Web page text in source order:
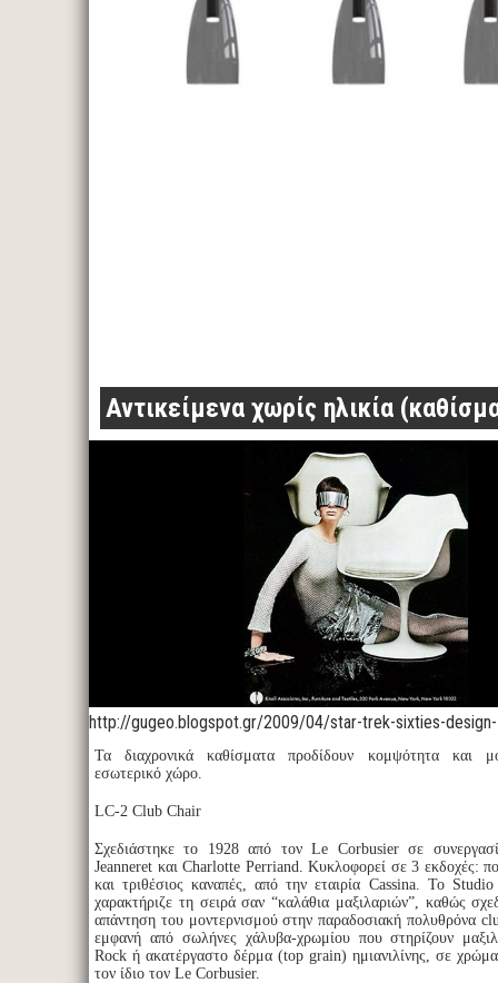
Αντικείμενα χωρίς ηλικία
http://gugeo.blogspot.gr/2009/04/star-trek-sixties-
Τα διαχρονικά καθίσματα προδίδουν κομψότητα και
εσωτερικό χώρο.
LC-2 Club Chair
Σχεδιάστηκε το 1928 από τον Le Corbusier σε
Jeanneret και Charlotte Perriand. Κυκλοφορεί σε 3 εκδοχές:
και τριθέσιος καναπές, από την εταιρία Cassina. Το
χαρακτήριζε τη σειρά σαν “καλάθια μαξιλαριών”, καθώς
απάντηση του μοντερνισμού στην παραδοσιακή πολυθρόνα
εμφανή από σωλήνες χάλυβα-χρωμίου που στηρίζουν
Rock ή ακατέργαστο δέρμα (top grain) ημιανιλίνης, σε
τον ίδιο τον Le Corbusier.